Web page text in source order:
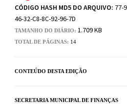
CÓDIGO HASH MD5 DO ARQUIVO: 77-
46-32-C8-8C-92-96-7D
TAMANHO DO DIÁRIO: 1.709 KB
TOTAL DE PÁGINAS: 14
CONTEÚDO DESTA EDIÇÃO
SECRETARIA MUNICIPAL DE FINANÇAS